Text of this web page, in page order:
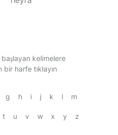
kelimelere
harfe tıklayın
g h i j k l m
t u v w x y z